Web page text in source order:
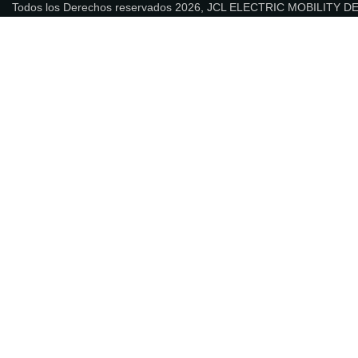
Todos los Derechos reservados 2026, JCL ELECTRIC MOBILITY